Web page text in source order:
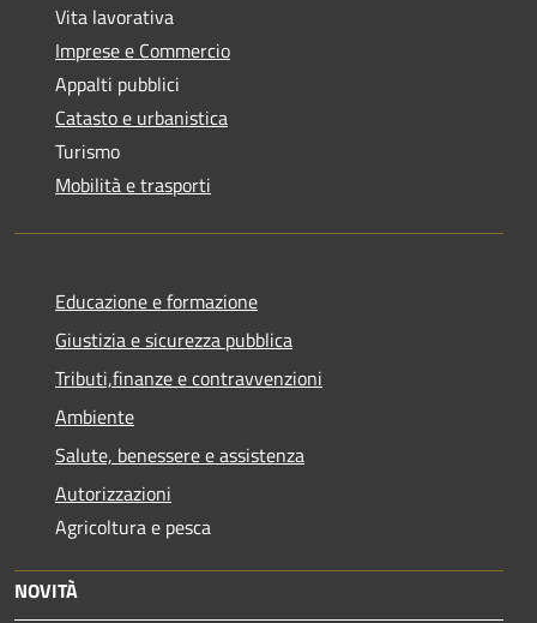
Vita lavorativa
Imprese e Commercio
Appalti pubblici
Catasto e urbanistica
Turismo
Mobilità e trasporti
Educazione e formazione
Giustizia e sicurezza pubblica
Tributi,finanze e contravvenzioni
Ambiente
Salute, benessere e assistenza
Autorizzazioni
Agricoltura e pesca
NOVITÀ